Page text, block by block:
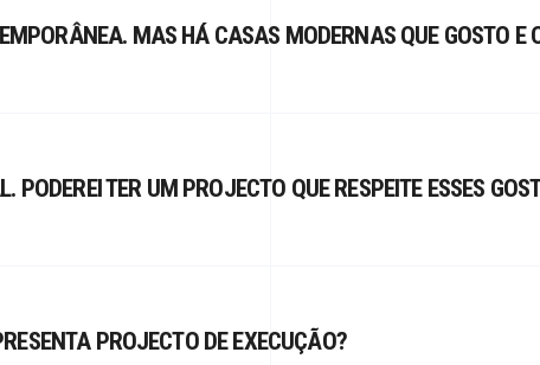
MAS HÁ CASAS MODERNAS QUE GOSTO E
TER UM PROJECTO QUE RESPEITE ESSES
PROJECTO DE EXECUÇÃO?